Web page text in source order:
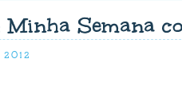
Minha Semana
2012